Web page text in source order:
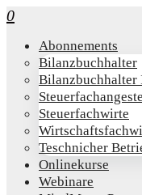
0
Abon­ne­ments
Bilanz­buch­hal­ter
Bilanz­buch­hal­ter
Steu­er­fach­wir­te
Teschni­cher
Online­kur­se
Web­i­na­re